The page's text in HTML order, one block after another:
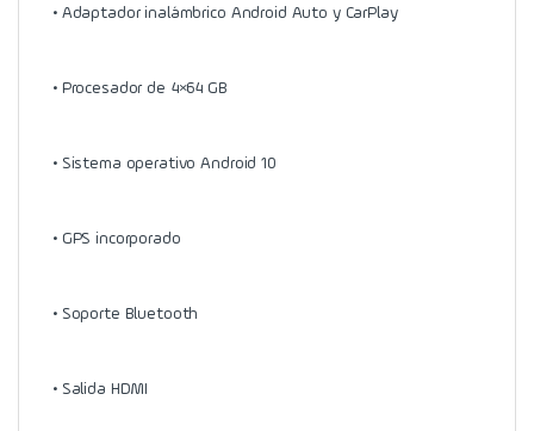
• Adaptador inalámbrico Android Auto y CarPlay
• Procesador de 4×64 GB
• Sistema operativo Android 10
• GPS incorporado
• Soporte Bluetooth
• Salida HDMI